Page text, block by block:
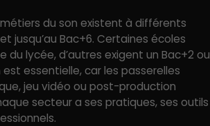
du son existent à différents
jusqu’au Bac+6. Certaines écoles
du lycée, d’autres exigent un Bac+2 ou
est essentielle, car les passerelles
jeu vidéo ou post-production
secteur a ses pratiques, ses outils